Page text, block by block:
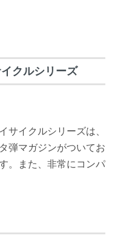
クルシリーズ
サイクルシリーズは、
弾マガジンがついてお
。また、非常にコンパ